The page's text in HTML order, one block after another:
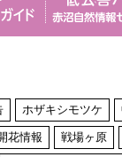
ホザキシモツケ
花情報 戦場ヶ原